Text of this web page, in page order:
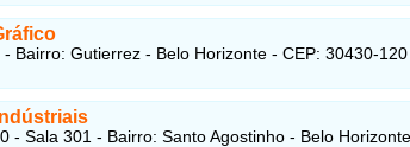
Bairro: Gutierrez - Belo Horizonte - CEP: 30430-120
- Sala 301 - Bairro: Santo Agostinho - Belo